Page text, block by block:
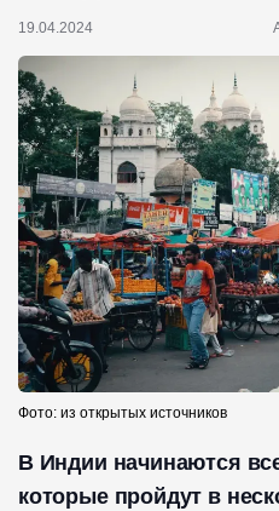
19.04.2024
Фото: из открытых источников
В Индии начинаются
которые пройдут в